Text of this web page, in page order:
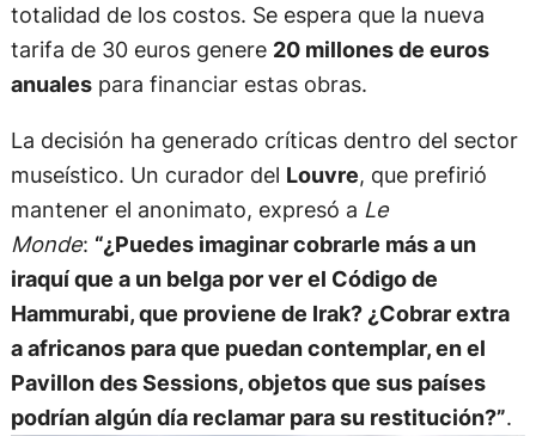
totalidad de los costos. Se espera que la nueva
tarifa de 30 euros genere 20 millones de euros
anualespara financiar estas obras.
La decisión ha generado críticas dentro del sector
museístico. Un curador del Louvre, que prefirió
mantener el anonimato, expresó a Le
Monde: “¿Puedes imaginar cobrarle más a un
iraquí que a un belga por ver el Código de
Hammurabi, que proviene de Irak? ¿Cobrar extra
a africanos para que puedan contemplar, en el
Pavillon des Sessions, objetos que sus países
podrían algún día reclamar para su restitución?”.